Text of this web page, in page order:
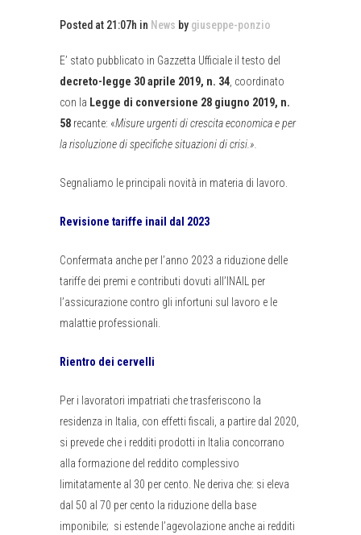
Posted at 21:07h in News by giuseppe-ponzio
E’ stato pubblicato in Gazzetta Ufficiale il testo del
decreto-legge 30 aprile 2019, n. 34 , coordinato
con la Legge di conversione 28 giugno 2019, n.
58 recante: «Misure urgenti di crescita economica e per
la risoluzione di specifiche situazioni di crisi.».
Segnaliamo le principali novità in materia di lavoro.
Revisione tariffe inail dal 2023
Confermata anche per l’anno 2023 a riduzione delle
tariffe dei premi e contributi dovuti all’INAIL per
l’assicurazione contro gli infortuni sul lavoro e le
malattie professionali.
Rientro dei cervelli
Per i lavoratori impatriati che trasferiscono la
residenza in Italia, con effetti fiscali, a partire dal 2020,
si prevede che i redditi prodotti in Italia concorrano
alla formazione del reddito complessivo
limitatamente al 30 per cento. Ne deriva che: si eleva
dal 50 al 70 per cento la riduzione della base
imponibile; si estende l’agevolazione anche ai redditi